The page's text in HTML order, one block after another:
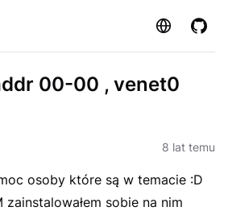
Strona
00-00 , venet0
8 lat temu
osoby które są w temacie :D
zainstalowałem sobie na nim